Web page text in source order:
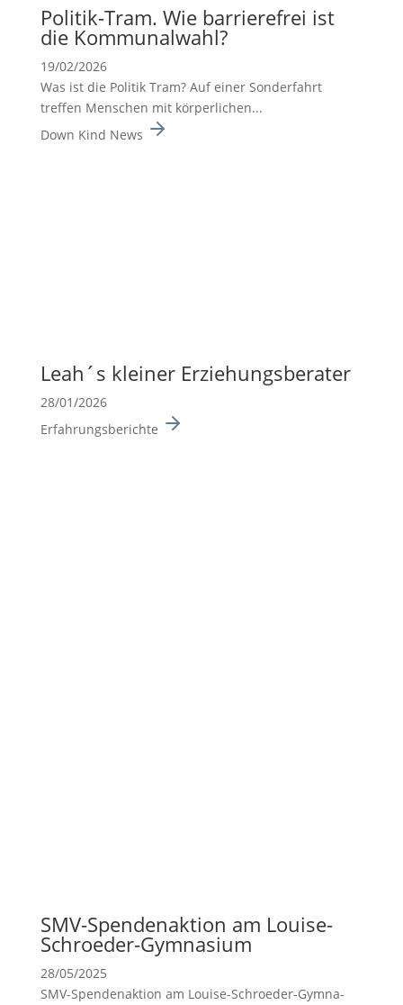
Politik-Tram. Wie barrie­re­frei ist
die Kommu­nal­wahl?
19/02/2026
Was ist die Politik Tram? Auf einer Sonderfahrt
treffen Menschen mit körperlichen...
Down Kind News
Leah´s kleiner Erzie­hungs­be­rater
28/01/2026
Erfahrungsberichte
SMV-Spenden­ak­tion am Louise-
Schroeder-Gymna­sium
28/05/2025
SMV-Spenden­ak­tion am Louise-Schroeder-Gymna­